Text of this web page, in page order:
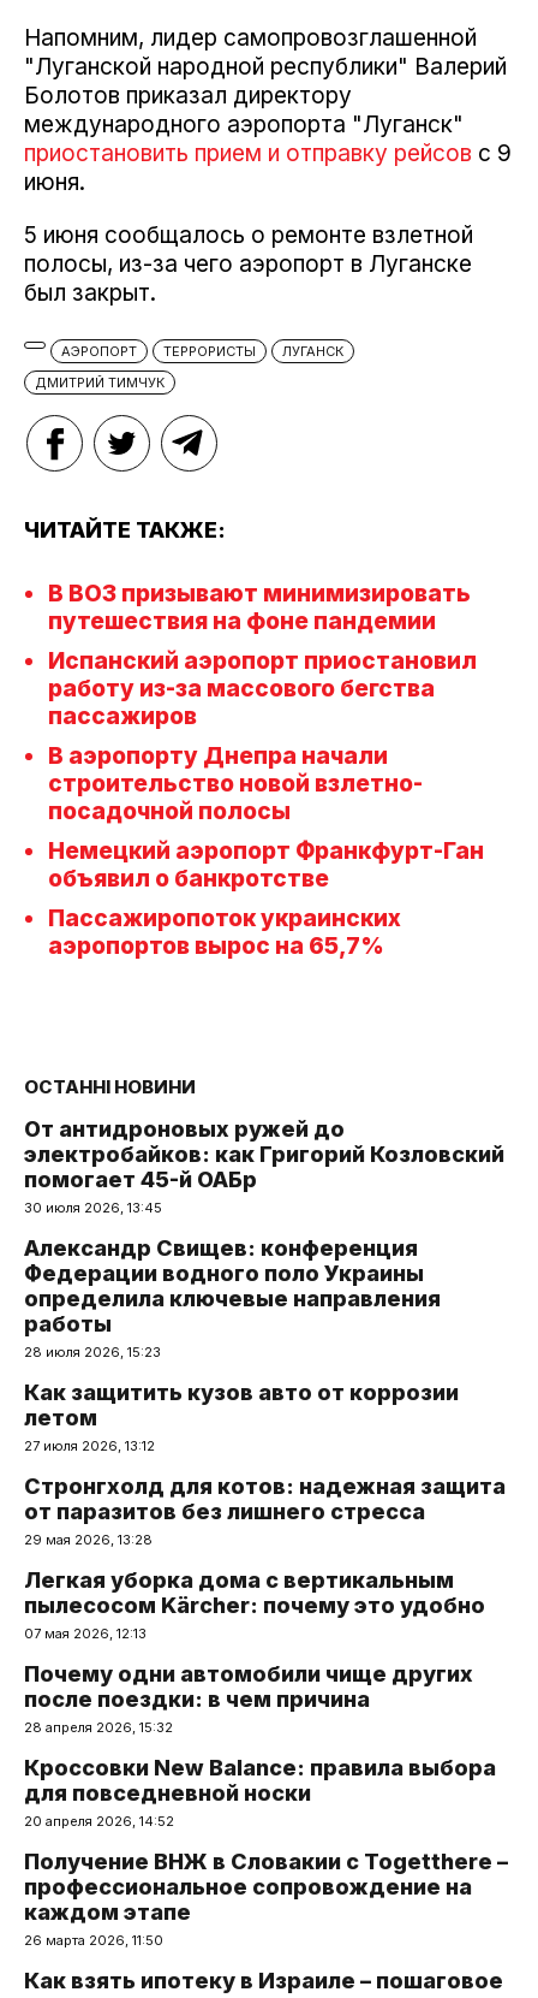
Напомним, лидер самопровозглашенной
"Луганской народной республики" Валерий
Болотов приказал директору
международного аэропорта "Луганск"
приостановить прием и отправку рейсов с 9
июня.
5 июня сообщалось о ремонте взлетной
полосы, из-за чего аэропорт в Луганске
был закрыт.
АЭРОПОРТ ТЕРРОРИСТЫ
ЛУГАНСК
ДМИТРИЙ ТИМЧУК
ЧИТАЙТЕ ТАКЖЕ:
В ВОЗ призывают минимизировать
путешествия на фоне пандемии
Испанский аэропорт приостановил
работу из-за массового бегства
пассажиров
В аэропорту Днепра начали
строительство новой взлетно-
посадочной полосы
Немецкий аэропорт Франкфурт-Ган
объявил о банкротстве
Пассажиропоток украинских
аэропортов вырос на 65,7%
ОСТАННІ НОВИНИ
От антидроновых ружей до
электробайков: как Григорий Козловский
помогает 45-й ОАБр
30 июля 2026, 13:45
Александр Свищев: конференция
Федерации водного поло Украины
определила ключевые направления
работы
28 июля 2026, 15:23
Как защитить кузов авто от коррозии
летом
27 июля 2026, 13:12
Стронгхолд для котов: надежная защита
от паразитов без лишнего стресса
29 мая 2026, 13:28
Легкая уборка дома с вертикальным
пылесосом Kärcher: почему это удобно
07 мая 2026, 12:13
Почему одни автомобили чище других
после поездки: в чем причина
28 апреля 2026, 15:32
Кроссовки New Balance: правила выбора
для повседневной носки
20 апреля 2026, 14:52
Получение ВНЖ в Словакии с Togetthere –
профессиональное сопровождение на
каждом этапе
26 марта 2026, 11:50
Как взять ипотеку в Израиле – пошаговое